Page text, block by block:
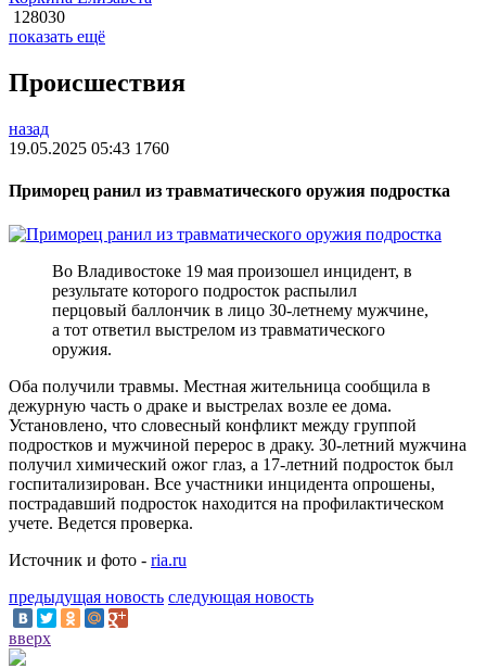
128030
показать ещё
Происшествия
назад
19.05.2025 05:43 1760
Приморец ранил из травматического оружия подростка
Во Владивостоке 19 мая произошел инцидент, в
результате которого подросток распылил
перцовый баллончик в лицо 30-летнему мужчине,
а тот ответил выстрелом из травматического
оружия.
Оба получили травмы. Местная жительница сообщила в
дежурную часть о драке и выстрелах возле ее дома.
Установлено, что словесный конфликт между группой
подростков и мужчиной перерос в драку. 30-летний мужчина
получил химический ожог глаз, а 17-летний подросток был
госпитализирован. Все участники инцидента опрошены,
пострадавший подросток находится на профилактическом
учете. Ведется проверка.
Источник и фото - ria.ru
предыдущая новость следующая новость
вверх